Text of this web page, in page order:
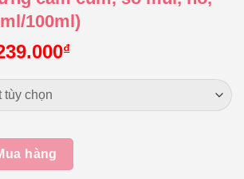
100ml)
₫Khoảng
129.000₫
239.000₫
hàng